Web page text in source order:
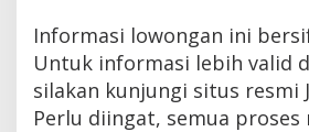
Informasi lowongan ini
Untuk informasi lebih valid
silakan kunjungi situs resmi
Perlu diingat, semua